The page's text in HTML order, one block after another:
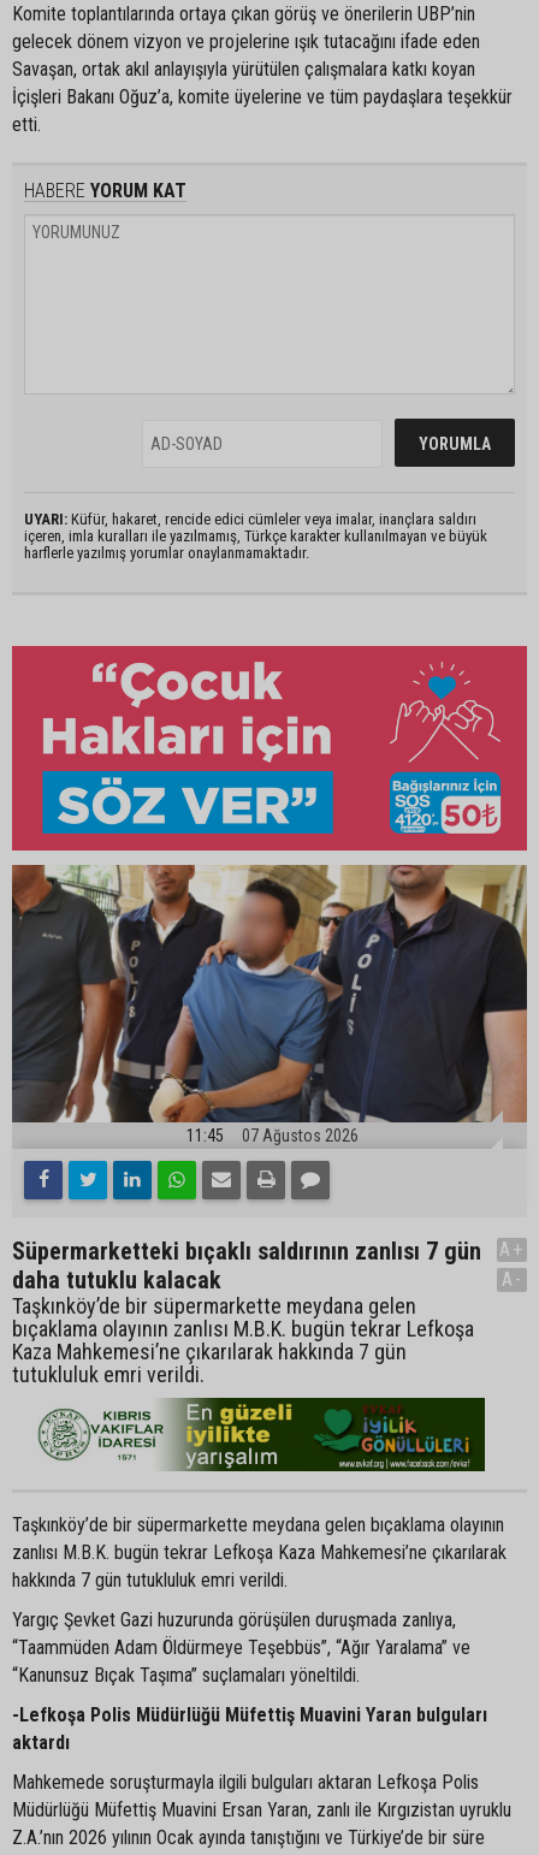
Komite toplantılarında ortaya çıkan görüş ve önerilerin UBP’nin
gelecek dönem vizyon ve projelerine ışık tutacağını ifade eden
Savaşan, ortak akıl anlayışıyla yürütülen çalışmalara katkı koyan
İçişleri Bakanı Oğuz’a, komite üyelerine ve tüm paydaşlara teşekkür
etti.
HABERE YORUM KAT
UYARI: Küfür, hakaret, rencide edici cümleler veya imalar, inançlara saldırı
içeren, imla kuralları ile yazılmamış, Türkçe karakter kullanılmayan ve büyük
harflerle yazılmış yorumlar onaylanmamaktadır.
11:45 07 Ağustos 2026
Süpermarketteki bıçaklı saldırının zanlısı 7 gün
daha tutuklu kalacak
Taşkınköy’de bir süpermarkette meydana gelen
bıçaklama olayının zanlısı M.B.K. bugün tekrar Lefkoşa
Kaza Mahkemesi’ne çıkarılarak hakkında 7 gün
tutukluluk emri verildi.
A+
A-
Taşkınköy’de bir süpermarkette meydana gelen bıçaklama olayının
zanlısı M.B.K. bugün tekrar Lefkoşa Kaza Mahkemesi’ne çıkarılarak
hakkında 7 gün tutukluluk emri verildi.
Yargıç Şevket Gazi huzurunda görüşülen duruşmada zanlıya,
“Taammüden Adam Öldürmeye Teşebbüs”, “Ağır Yaralama” ve
“Kanunsuz Bıçak Taşıma” suçlamaları yöneltildi.
-Lefkoşa Polis Müdürlüğü Müfettiş Muavini Yaran bulguları
aktardı
Mahkemede soruşturmayla ilgili bulguları aktaran Lefkoşa Polis
Müdürlüğü Müfettiş Muavini Ersan Yaran, zanlı ile Kırgızistan uyruklu
Z.A.’nın 2026 yılının Ocak ayında tanıştığını ve Türkiye’de bir süre